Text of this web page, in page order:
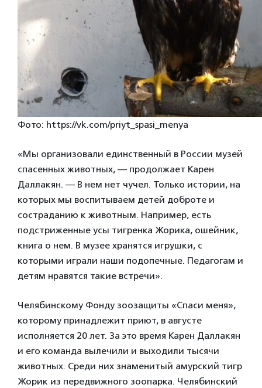
Фото: https://vk.com/priyt_spasi_menya
«Мы организовали единственный в России музей
спасенных животных, — продолжает Карен
Даллакян. — В нем нет чучел. Только истории, на
которых мы воспитываем детей доброте и
состраданию к животным. Например, есть
подстриженные усы тигренка Жорика, ошейник,
книга о нем. В музее хранятся игрушки, с
которыми играли наши подопечные. Педагогам и
детям нравятся такие встречи».
Челябинскому Фонду зоозащиты «Спаси меня»,
которому принадлежит приют, в августе
исполняется 20 лет. За это время Карен Даллакян
и его команда вылечили и выходили тысячи
животных. Среди них знаменитый амурский тигр
Жорик из передвижного зоопарка. Челябинский